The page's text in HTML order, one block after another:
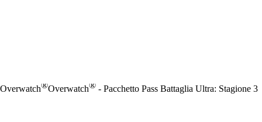
Overwatch®Overwatch® - Pacchetto Pass Battaglia Ultra: Stagione 3